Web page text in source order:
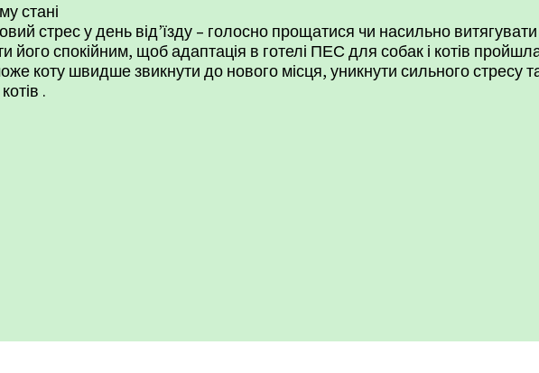
стані
стрес у день від’їзду – голосно прощатися чи насильно витягувати
спокійним, щоб адаптація в готелі ПЕС для собак і котів
коту швидше звикнути до нового місця, уникнути сильного стресу
.